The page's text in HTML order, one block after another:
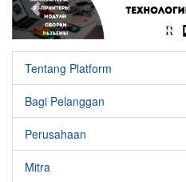
Tentang Platform
Bagi Pelanggan
Perusahaan
Mitra